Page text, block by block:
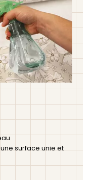
surface unie et